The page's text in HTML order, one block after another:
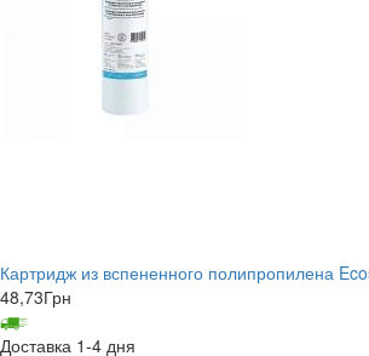
Картридж из вспененного полипропилена
48,73Грн
Доставка 1-4 дня